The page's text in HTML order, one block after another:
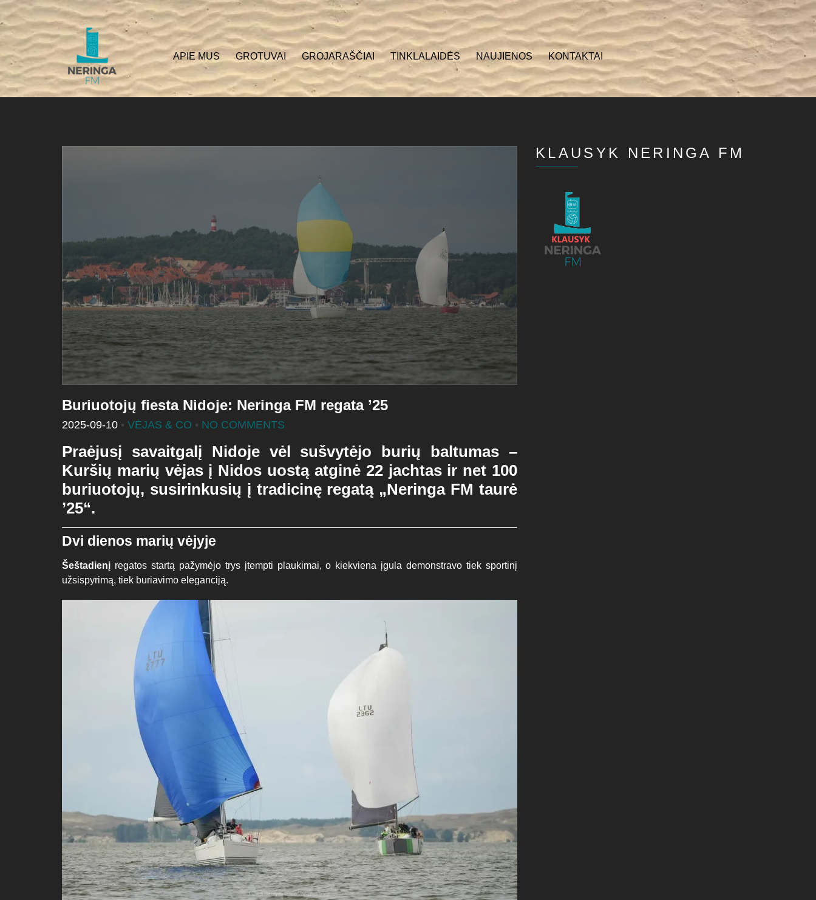
APIE MUS GROTUVAI GROJARAŠČIAI TINKLALAIDĖS NAUJIENOS KONTAKTAI
Buriuotojų fiesta Nidoje: Neringa FM regata ’25
2025-09-10 • VĖJAS & CO • NO COMMENTS
Praėjusį savaitgalį Nidoje vėl sušvytėjo burių baltumas –
Kuršių marių vėjas į Nidos uostą atginė 22 jachtas ir net 100
buriuotojų, susirinkusių į tradicinę regatą „Neringa FM taurė
’25“.
Dvi dienos marių vėjyje
Šeštadienį regatos startą pažymėjo trys įtempti plaukimai, o kiekviena įgula demonstravo tiek sportinį
užsispyrimą, tiek buriavimo eleganciją.
KLAUSYK NERINGA FM